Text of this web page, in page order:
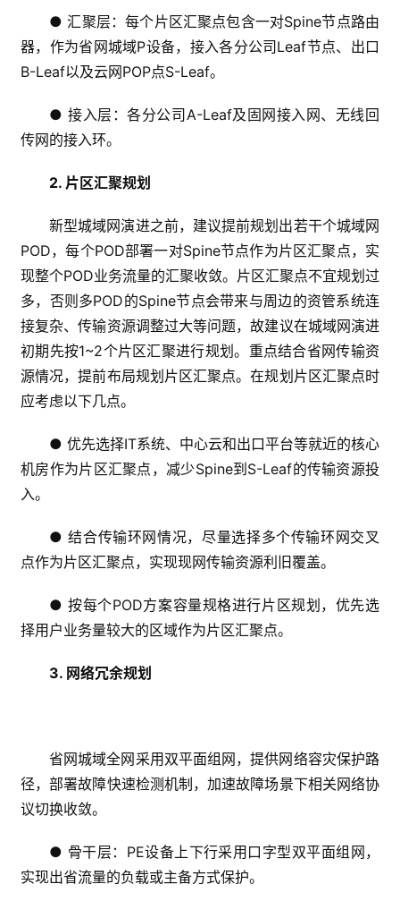
● 汇聚层：每个片区汇聚点包含一对Spine节点路由
器，作为省网城域P设备，接入各分公司Leaf节点、出口
B-Leaf以及云网POP点S-Leaf。
● 接入层：各分公司A-Leaf及固网接入网、无线回
传网的接入环。
2. 片区汇聚规划
新型城域网演进之前，建议提前规划出若干个城域网
POD，每个POD部署一对Spine节点作为片区汇聚点，实
现整个POD业务流量的汇聚收敛。片区汇聚点不宜规划过
多，否则多POD的Spine节点会带来与周边的资管系统连
接复杂、传输资源调整过大等问题，故建议在城域网演进
初期先按1~2个片区汇聚进行规划。重点结合省网传输资
源情况，提前布局规划片区汇聚点。在规划片区汇聚点时
应考虑以下几点。
● 优先选择IT系统、中心云和出口平台等就近的核心
机房作为片区汇聚点，减少Spine到S-Leaf的传输资源投
入。
● 结合传输环网情况，尽量选择多个传输环网交叉
点作为片区汇聚点，实现现网传输资源利旧覆盖。
● 按每个POD方案容量规格进行片区规划，优先选
择用户业务量较大的区域作为片区汇聚点。
3. 网络冗余规划
省网城域全网采用双平面组网，提供网络容灾保护路
径，部署故障快速检测机制，加速故障场景下相关网络协
议切换收敛。
● 骨干层：PE设备上下行采用口字型双平面组网，
实现出省流量的负载或主备方式保护。